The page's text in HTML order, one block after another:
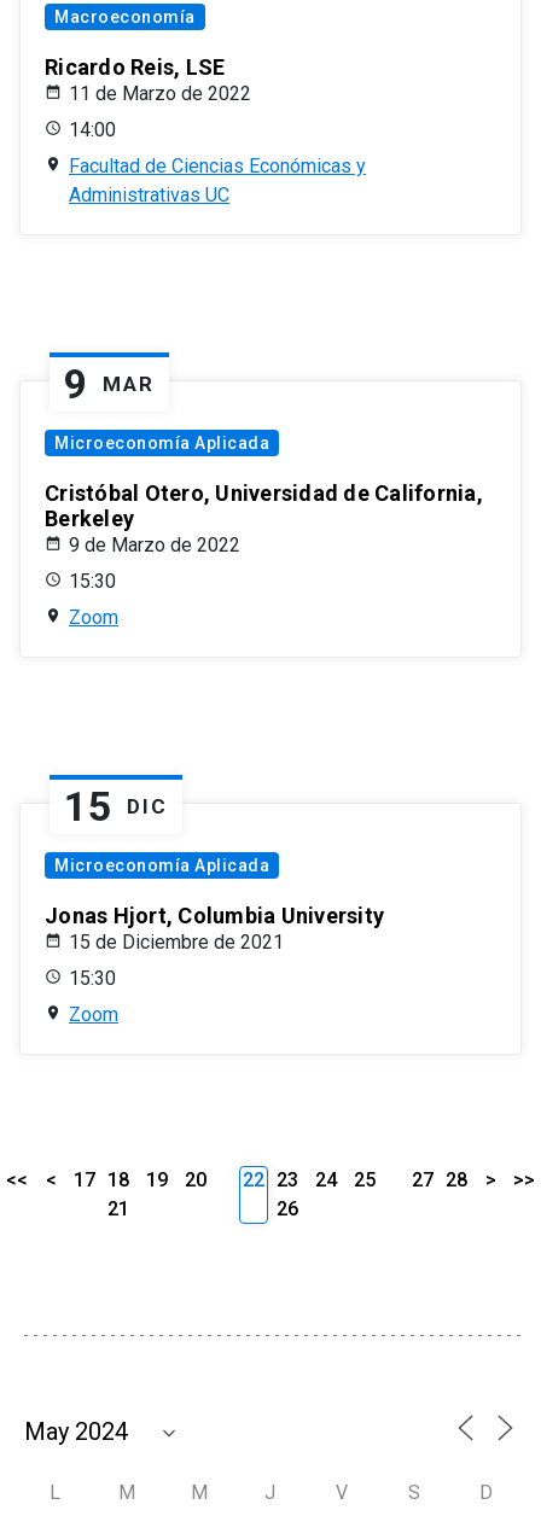
Macroeconomía
Ricardo Reis, LSE
11 de Marzo de 2022
14:00
Facultad de Ciencias Económicas y
Administrativas UC
9 MAR
Microeconomía Aplicada
Cristóbal Otero, Universidad de California,
Berkeley
9 de Marzo de 2022
15:30
Zoom
15 DIC
Microeconomía Aplicada
Jonas Hjort, Columbia University
15 de Diciembre de 2021
15:30
Zoom
<< < 17 18 19
20
21
22 23 24
25
26
27 28 > >>
L M M J V S D